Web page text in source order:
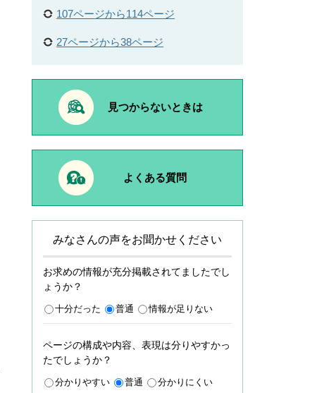
107ページから114ページ
27ページから38ページ
見つからないときは
よくある質問
みなさんの声をお聞かせください
お求めの情報が充分掲載されてましたでし
ょうか？
十分だった 普通 情報が足りない
ページの構成や内容、表現は分りやすかっ
たでしょうか？
分かりやすい 普通 分かりにくい